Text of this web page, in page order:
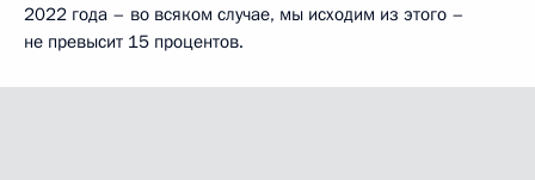
2022 года – во всяком случае, мы исходим из этого –
не превысит 15 процентов.